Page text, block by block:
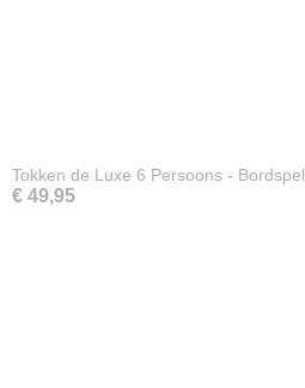
Tokken de Luxe 6 Persoons - Bordspel
€ 49,95